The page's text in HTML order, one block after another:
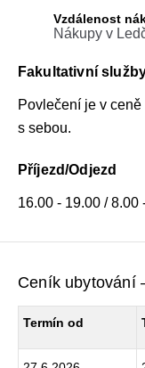
Vzdálenost
Nákupy v
Fakultativní
Povlečení je v
s sebou.
Příjezd/Odjezd
16.00 - 19.00 / 8.00
Ceník ubytování
Termín od